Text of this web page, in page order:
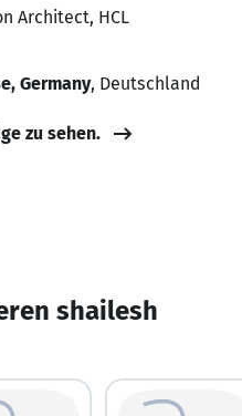
Architect, HCL
Germany, Deutschland
zu sehen.
shailesh